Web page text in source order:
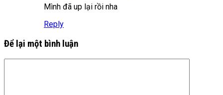
Mình đã up lại rồi nha
Reply
Để lại một bình luận